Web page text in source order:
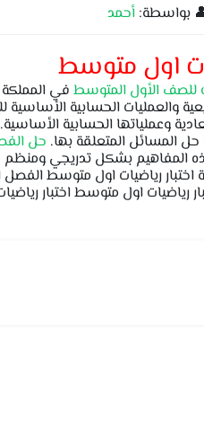
بواسطة: أحمد
اول متوسط
للصف الأول المتوسط في المملكة
والعمليات الحسابية
وعملياتها الحسابية
حل المسائل المتعلقة بها. حل
المفاهيم بشكل تدريجي ومنظم
اختبار رياضيات اول متوسط